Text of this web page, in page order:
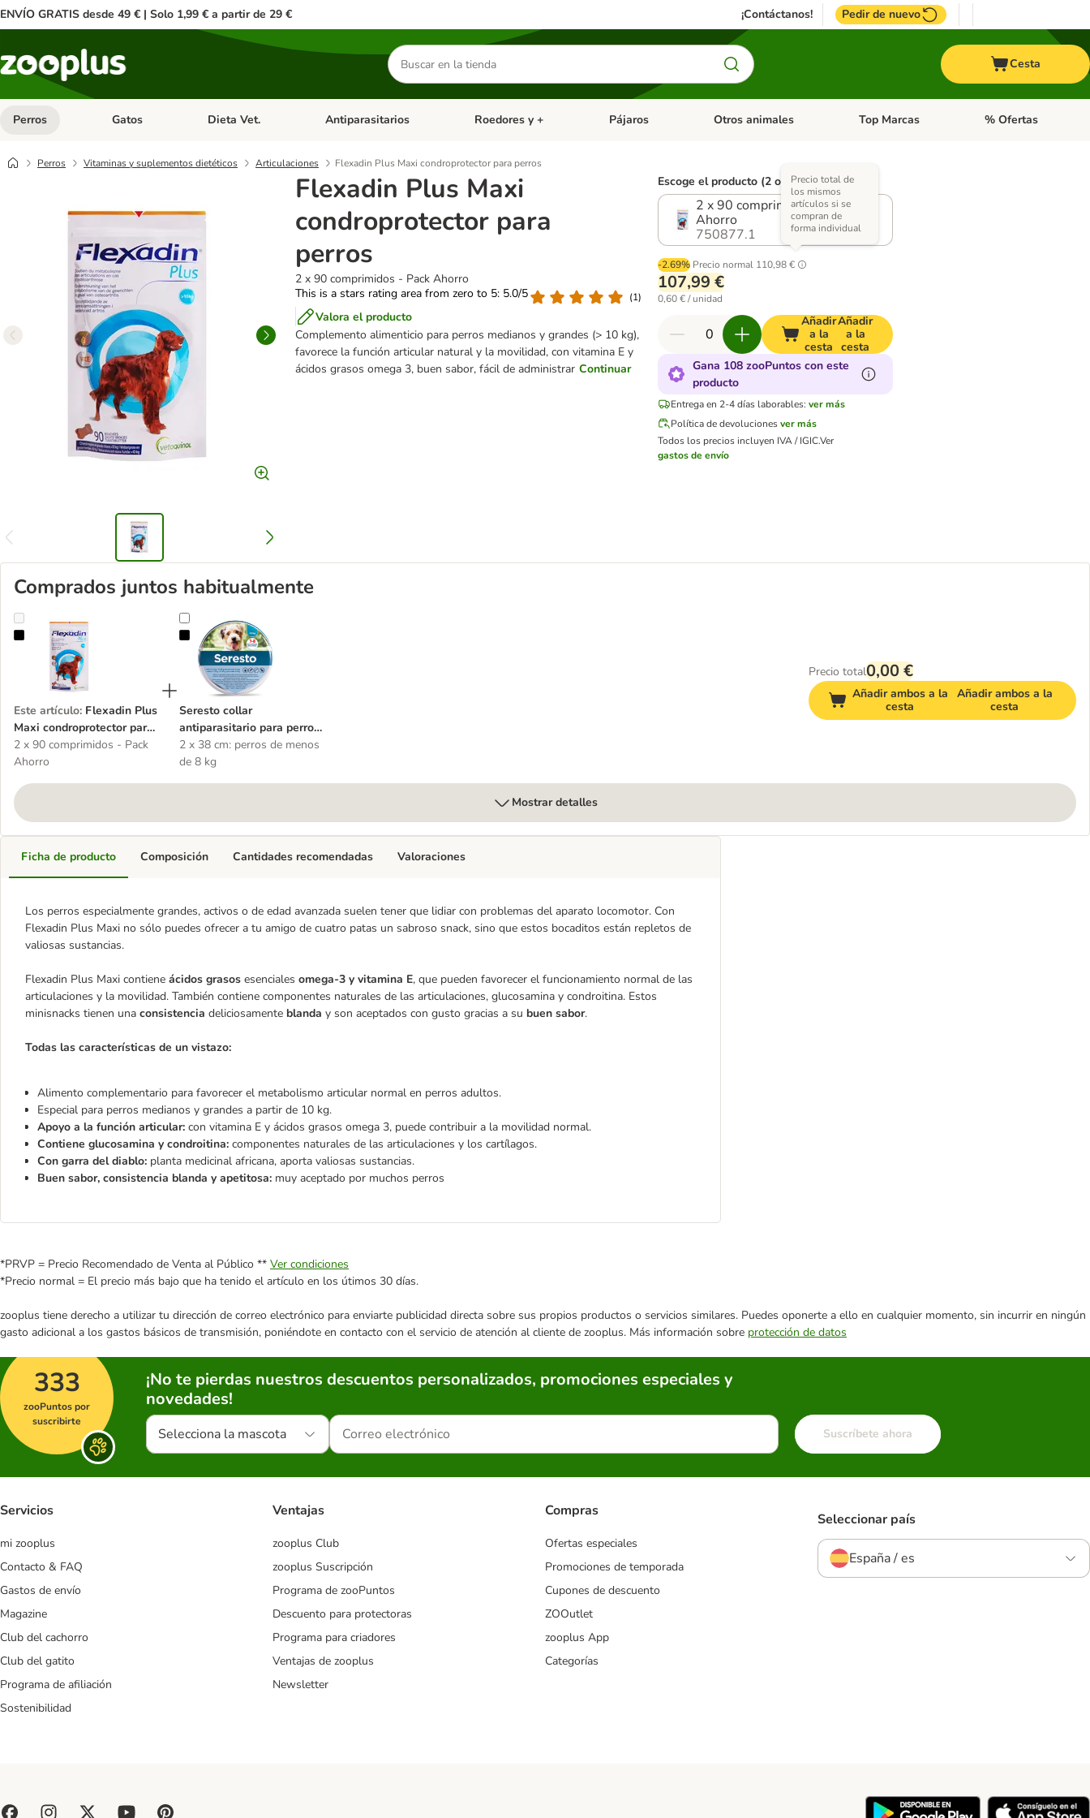
ENVÍO GRATIS desde 49 € | Solo 1,99 € a partir de 29 € ¡Contáctanos! Pedir de nuevo
Buscar
productos
Cesta
Perros Menú de categoria abierto: Perros
Gatos Menú de categoria abierto: Gatos
Dieta Vet. Menú de categoria abierto: Dieta Vet.
Antiparasitarios Menú de categoria abierto: Antiparasitarios
Roedores y + Menú de categoria abierto: Roedores y +
Pájaros Menú de categoria abierto: Pájaros
Otros animales Menú de categoria abierto: Otros animales
Top Marcas Menú de categoria
% Ofertas
Perros Vitaminas y suplementos dietéticos Articulaciones Flexadin Plus Maxi condroprotector para perros
Flexadin Plus Maxi
condroprotector para
perros
2 x 90 comprimidos - Pack Ahorro
This is a stars rating area from zero to 5: 5.0/5
(1)
Valora el producto
Complemento alimenticio para perros medianos y grandes (> 10 kg),
favorece la función articular natural y la movilidad, con vitamina E y
ácidos grasos omega 3, buen sabor, fácil de administrar Continuar
Escoge el producto (2 opciones)
2 x 90 comprimidos - Pack
Ahorro
750877.1
-2.69% Precio normal 110,98 €
Precio total de
los mismos
artículos si se
compran de
forma individual
107,99 €
0,60 € / unidad
Añadir
a la
cesta
Añadir
a la
cesta
Gana 108 zooPuntos con este
producto
Entrega en 2-4 días laborables: ver más
Política de devolucionesver más
Todos los precios incluyen IVA / IGIC.Ver
gastos de envío
Comprados juntos habitualmente
Flexadin Plus Maxi condroprotector para perros
Este artículo: Flexadin Plus
Maxi condroprotector para
perros
2 x 90 comprimidos - Pack
Ahorro
Seresto collar antiparasitario para perros grandes y pequeños
Seresto collar
antiparasitario para perros
grandes y pequeños
2 x 38 cm: perros de menos
de 8 kg
Precio total0,00 €
Añadir ambos a la
cesta
Añadir ambos a la
cesta
Mostrar detalles
Ficha de producto
Los perros especialmente grandes, activos o de edad avanzada suelen tener que lidiar con problemas del aparato locomotor. Con
Flexadin Plus Maxi no sólo puedes ofrecer a tu amigo de cuatro patas un sabroso snack, sino que estos bocaditos están repletos de
valiosas sustancias.
Flexadin Plus Maxi contiene ácidos grasos esenciales omega-3 y vitamina E, que pueden favorecer el funcionamiento normal de las
articulaciones y la movilidad. También contiene componentes naturales de las articulaciones, glucosamina y condroitina. Estos
minisnacks tienen una consistencia deliciosamente blanda y son aceptados con gusto gracias a su buen sabor.
Todas las características de un vistazo:
Alimento complementario para favorecer el metabolismo articular normal en perros adultos.
Especial para perros medianos y grandes a partir de 10 kg.
Apoyo a la función articular: con vitamina E y ácidos grasos omega 3, puede contribuir a la movilidad normal.
Contiene glucosamina y condroitina: componentes naturales de las articulaciones y los cartílagos.
Con garra del diablo: planta medicinal africana, aporta valiosas sustancias.
Buen sabor, consistencia blanda y apetitosa: muy aceptado por muchos perros
Composición Cantidades recomendadas Valoraciones
*PRVP = Precio Recomendado de Venta al Público ** Ver condiciones
*Precio normal = El precio más bajo que ha tenido el artículo en los útimos 30 días.
zooplus tiene derecho a utilizar tu dirección de correo electrónico para enviarte publicidad directa sobre sus propios productos o servicios similares. Puedes oponerte a ello en cualquier momento, sin incurrir en ningún
gasto adicional a los gastos básicos de transmisión, poniéndote en contacto con el servicio de atención al cliente de zooplus. Más información sobre protección de datos
333
zooPuntos por
suscribirte
¡No te pierdas nuestros descuentos personalizados, promociones especiales y
novedades!
Selecciona la mascota Suscríbete ahora
Servicios
mi zooplus
Contacto & FAQ
Gastos de envío
Magazine
Club del cachorro
Club del gatito
Programa de afiliación
Sostenibilidad
Ventajas
zooplus Club
zooplus Suscripción
Programa de zooPuntos
Descuento para protectoras
Programa para criadores
Ventajas de zooplus
Newsletter
Compras
Ofertas especiales
Promociones de temporada
Cupones de descuento
ZOOutlet
zooplus App
Categorías
Seleccionar país
España / es